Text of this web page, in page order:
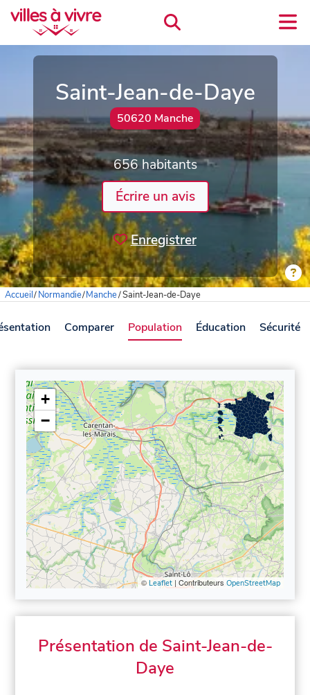
Saint-Jean-de-Daye
50620 Manche
656 habitants
Écrire un avis
Enregistrer
Accueil/Normandie/Manche/Saint-Jean-de-Daye
Comparer Population Éducation Sécurité
+
−
© Leaflet| Contributeurs OpenStreetMap
Présentation de Saint-Jean-de-
Daye